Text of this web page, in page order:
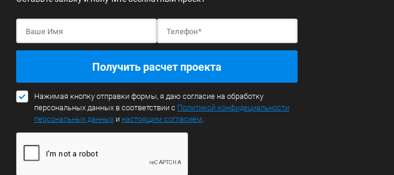
Получить расчет проекта
Нажимая кнопку отправки формы, я даю согласие на обработку
персональных данных в соответствии с Политикой конфидециальности
персональных данных и настоящим согласием.